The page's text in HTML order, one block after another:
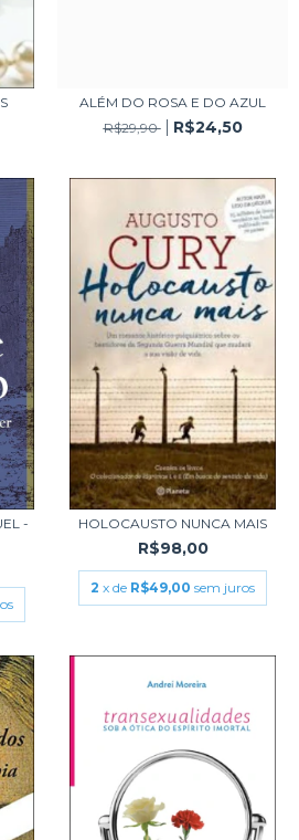
ALÉM DO ROSA E DO AZUL
R$29,90
R$24,50
-
HOLOCAUSTO NUNCA MAIS
R$98,00
2 x de R$49,00 sem juros